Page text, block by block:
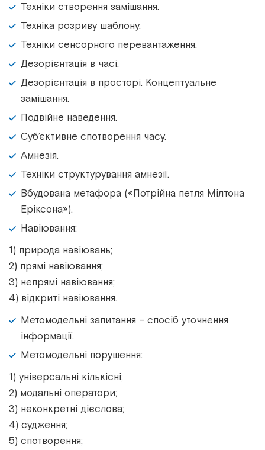
Техніки створення замішання.
Техніка розриву шаблону.
Техніки сенсорного перевантаження.
Дезорієнтація в часі.
Дезорієнтація в просторі. Концептуальне
замішання.
Подвійне наведення.
Суб’єктивне спотворення часу.
Амнезія.
Техніки структурування амнезії.
Вбудована метафора («Потрійна петля Мілтона
Еріксона»).
Навіювання:
1) природа навіювань;
2) прямі навіювання;
3) непрямі навіювання;
4) відкриті навіювання.
Метомодельні запитання – спосіб уточнення
інформації.
Метомодельні порушення:
1) універсальні кількісні;
2) модальні оператори;
3) неконкретні дієслова;
4) судження;
5) спотворення;